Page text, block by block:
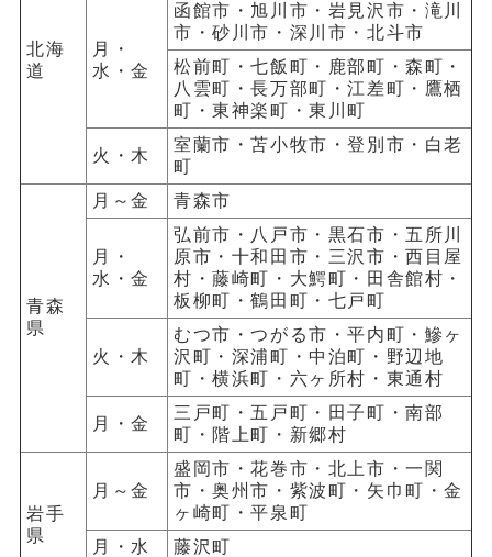
北海
道
月・
水・金
函館市・旭川市・岩見沢市・滝川
市・砂川市・深川市・北斗市
松前町・七飯町・鹿部町・森町・
八雲町・長万部町・江差町・鷹栖
町・東神楽町・東川町
火・木
室蘭市・苫小牧市・登別市・白老
町
青森
県
月～金 青森市
月・
水・金
弘前市・八戸市・黒石市・五所川
原市・十和田市・三沢市・西目屋
村・藤崎町・大鰐町・田舎館村・
板柳町・鶴田町・七戸町
火・木
むつ市・つがる市・平内町・鰺ヶ
沢町・深浦町・中泊町・野辺地
町・横浜町・六ヶ所村・東通村
月・金
三戸町・五戸町・田子町・南部
町・階上町・新郷村
岩手
県
月～金
盛岡市・花巻市・北上市・一関
市・奥州市・紫波町・矢巾町・金
ヶ崎町・平泉町
月・水
藤沢町